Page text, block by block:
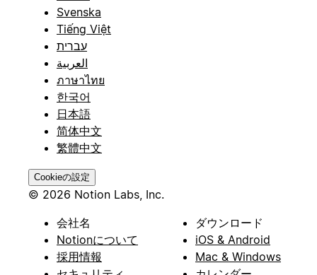
Svenska
Tiếng Việt
עברית
العربية
ภาษาไทย
한국어
日本語
简体中文
繁體中文
Cookieの設定
© 2026 Notion Labs, Inc.
会社名
Notionについて
採用情報
ダウンロード
iOS & Android
Mac & Windows